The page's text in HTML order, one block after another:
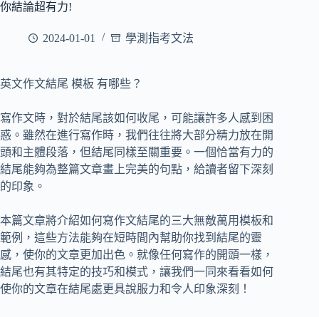
你結論超有力!
2024-01-01 學測指考文法
英文作文結尾 模板 有哪些？
寫作文時，對於結尾該如何收尾，可能讓許多人感到困
惑。雖然在進行寫作時，我們往往將大部分精力放在開
頭和主體段落，但結尾同樣至關重要。一個恰當有力的
結尾能夠為整篇文章畫上完美的句點，給讀者留下深刻
的印象。
本篇文章將介紹如何寫作文結尾的三大無敵萬用模板和
範例，這些方法能夠在短時間內幫助你找到結尾的靈
感，使你的文章更加出色。就像任何寫作的開頭一樣，
結尾也有其特定的技巧和模式，讓我們一同來看看如何
使你的文章在結尾處更具說服力和令人印象深刻！